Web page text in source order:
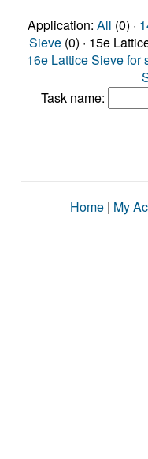
Application: All (0) ·
Sieve (0) · 15e
16e Lattice Sieve for
Task name:
Home | My